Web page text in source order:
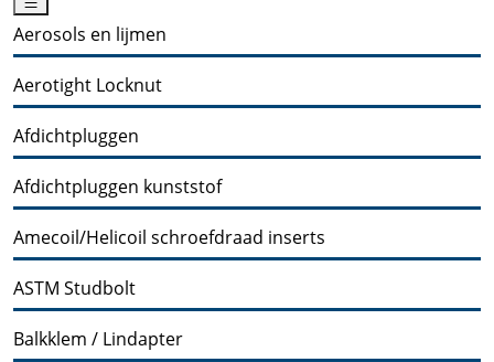
Aerosols en lijmen
Aerotight Locknut
Afdichtpluggen
Afdichtpluggen kunststof
Amecoil/Helicoil schroefdraad inserts
ASTM Studbolt
Balkklem / Lindapter